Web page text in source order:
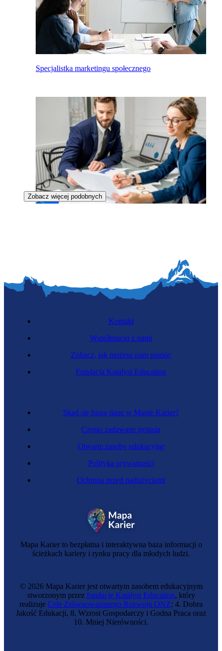
Specjalistka marketingu społecznego
Specjalistka mediów społecznościowych
Przedsiębiorczyni
Zobacz więcej podobnych
Mapa Karier to bezpłatna i interaktywna baza informacji o
ścieżkach kariery i rynku pracy dla młodych ludzi.
Skąd się biorą dane w Mapie Karier?
Często zadawane pytania
Otwarte zasoby edukacyjne
Polityka prywatności
Ochrona przed nadużyciami
Kontakt
Współpracuj z nami
Zobacz, jak możesz nam pomóc
Fundacja Katalyst Education
© 2026 Mapa Karier jest otwartym zasobem edukacyjnym
stworzonym przez fundację Katalyst Education, który
realizuje Cele Zrównoważonego Rozwoju ONZ: 4. Dobra
Jakość Edukacji, 8. Wzrost Gospodarczy i Godna Praca oraz
10. Mniej Nierówności.